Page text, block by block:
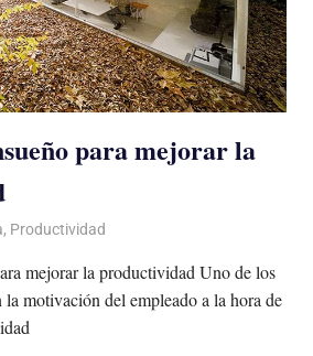
para mejorar la
, Productividad
mejorar la productividad Uno de los
motivación del empleado a la hora de